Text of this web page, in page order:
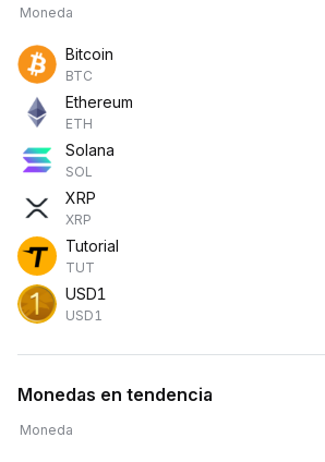
Moneda
Bitcoin
BTC
Ethereum
ETH
Solana
SOL
XRP
XRP
Tutorial
TUT
USD1
USD1
Monedas en tendencia
Moneda